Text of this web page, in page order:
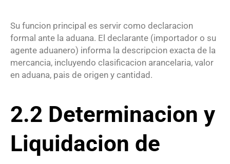
Su funcion principal es servir como declaracion
formal ante la aduana. El declarante (importador o su
agente aduanero) informa la descripcion exacta de la
mercancia, incluyendo clasificacion arancelaria, valor
en aduana, pais de origen y cantidad.
2.2 Determinacion y
Liquidacion de